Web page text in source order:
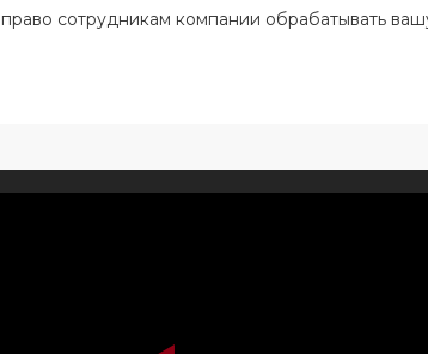
право сотрудникам компании обрабатывать